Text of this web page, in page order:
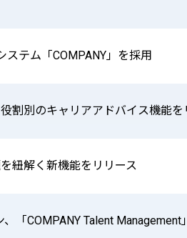
ステム「COMPANY」を採用
割別のキャリアアドバイス機能を
紐解く新機能をリリース
「COMPANY Talent